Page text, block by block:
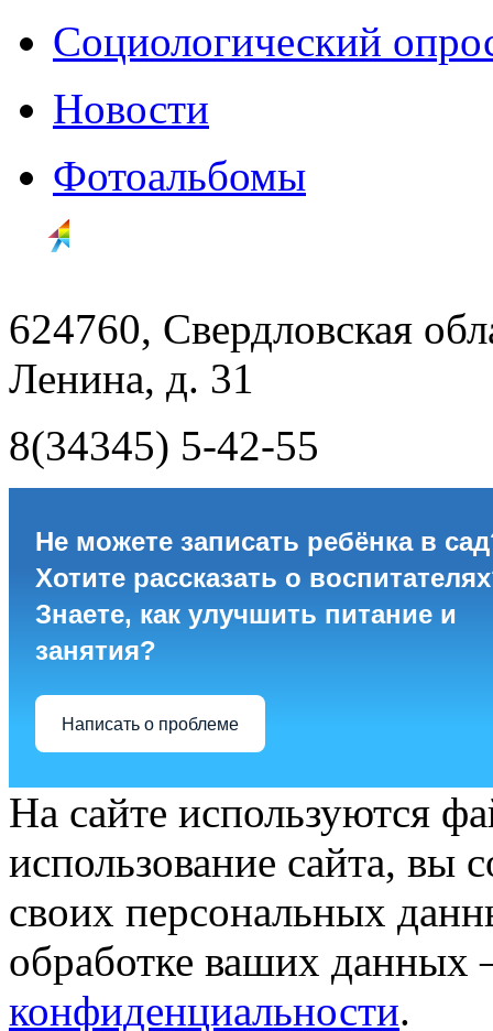
Социологический
Новости
Фотоальбомы
624760, Свердловская
Ленина, д. 31
8(34345) 5-42-55
Не можете записать ребёнка в
Хотите рассказать о
Знаете, как улучшить питание и
занятия?
Написать о проблеме
На сайте используются
использование сайта, вы
своих персональных
обработке ваших данных
конфиденциальности.